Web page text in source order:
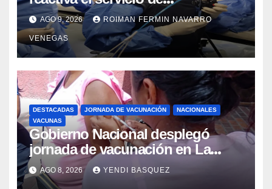
Colangiopancreatografía
Retrógrada Endoscópica para
beneficiar a cientos de pacientes
AGO 9, 2026 ROIMAN FERMIN NAVARRO
VENEGAS
DESTACADAS JORNADA DE VACUNACIÓN
NACIONALES
VACUNAS
Gobierno Nacional desplegó
jornada de vacunación en La
Guaira para garantizar protección
epidemiológica
AGO 8, 2026 YENDI BASQUEZ